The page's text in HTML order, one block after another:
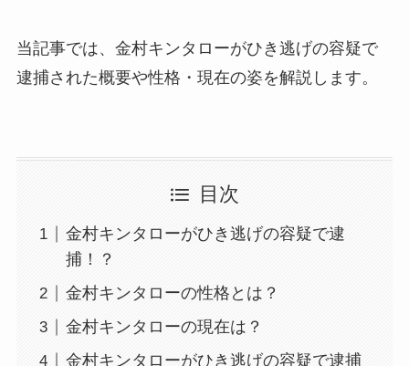
当記事では、金村キンタローがひき逃げの容疑で
逮捕された概要や性格・現在の姿を解説します。
目次
金村キンタローがひき逃げの容疑で逮
捕！？
金村キンタローの性格とは？
金村キンタローの現在は？
金村キンタローがひき逃げの容疑で逮捕